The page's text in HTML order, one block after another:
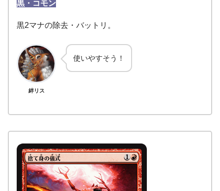
黒・コモン
黒2マナの除去・バットリ。
絆リス
使いやすそう！